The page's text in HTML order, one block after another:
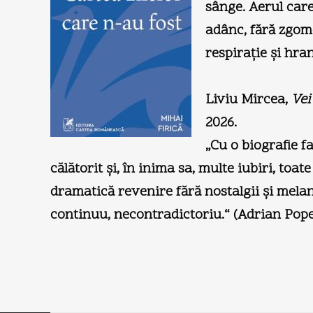
sânge. Aerul
adânc, fără
respiraţie şi
Liviu Mircea,
2026.
„Cu o biografie
călătorit şi, în inima sa, multe iubiri,
dramatică revenire fără nostalgii şi
continuu, necontradictoriu.“ (Adrian